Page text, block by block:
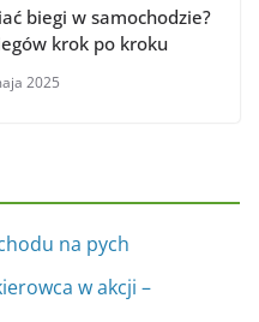
biegi w samochodzie?
krok po kroku
2025
na pych
w akcji –